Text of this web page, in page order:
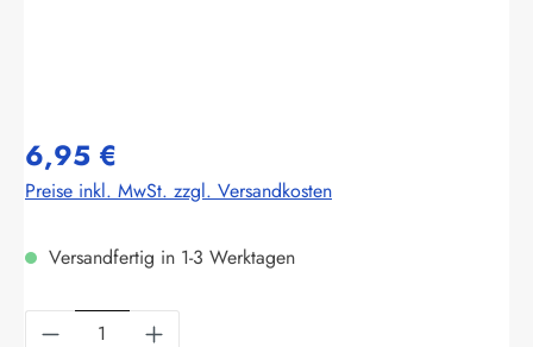
6,95 €
Preise inkl. MwSt. zzgl. Versandkosten
Versandfertig in 1-3 Werktagen
Produkt Anzahl: Gib den gewünschten